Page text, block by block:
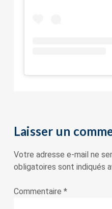
Laisser un
Votre adresse e-mail ne
obligatoires sont indiqués
Commentaire *